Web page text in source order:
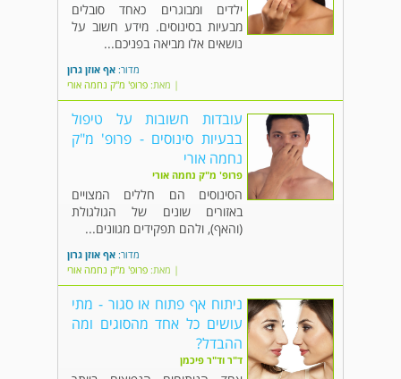
ילדים ומבוגרים כאחד סובלים
מבעיות בסינוסים. מידע חשוב על
נושאים אלו מביאה בפניכם...
מדור:אף אוזן גרון
| מאת:פרופ' מ"ק נחמה אורי
עובדות חשובות על טיפול
בבעיות סינוסים - פרופ' מ"ק
נחמה אורי
פרופ' מ"ק נחמה אורי
הסינוסים הם חללים המצויים
באזורים שונים של הגולגולת
(והאף), ולהם תפקידים מגוונים...
מדור:אף אוזן גרון
| מאת:פרופ' מ"ק נחמה אורי
ניתוח אף פתוח או סגור - מתי
עושים כל אחד מהסוגים ומה
ההבדל?
ד"ר וד"ר פיכמן